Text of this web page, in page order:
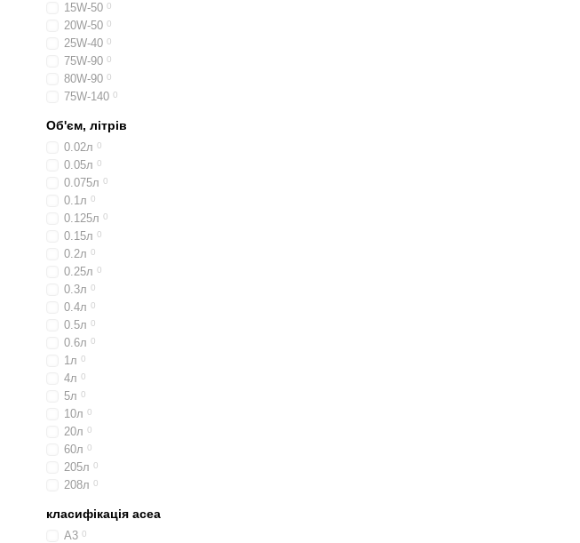
15W-50 0
20W-50 0
25W-40 0
75W-90 0
80W-90 0
75W-140 0
Об'єм, літрів
0.02л 0
0.05л 0
0.075л 0
0.1л 0
0.125л 0
0.15л 0
0.2л 0
0.25л 0
0.3л 0
0.4л 0
0.5л 0
0.6л 0
1л 0
4л 0
5л 0
10л 0
20л 0
60л 0
205л 0
208л 0
класифікація acea
A3 0